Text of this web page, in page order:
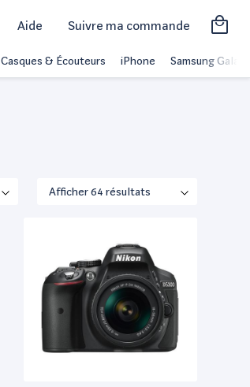
Aide Suivre ma commande
Casques & Écouteurs iPhone Samsung Galaxy